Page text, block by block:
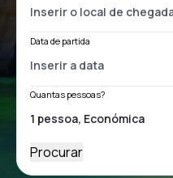
Data de partida
Quantas pessoas?
Procurar